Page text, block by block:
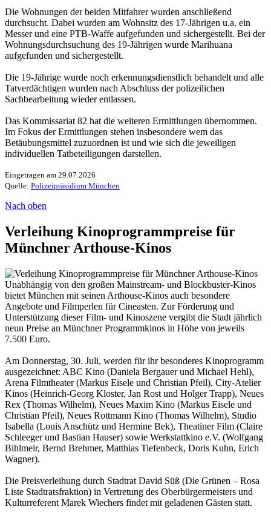
Die Wohnungen der beiden Mitfahrer wurden anschließend
durchsucht. Dabei wurden am Wohnsitz des 17-Jährigen u.a. ein
Messer und eine PTB-Waffe aufgefunden und sichergestellt. Bei der
Wohnungsdurchsuchung des 19-Jährigen wurde Marihuana
aufgefunden und sichergestellt.
Die 19-Jährige wurde noch erkennungsdienstlich behandelt und alle
Tatverdächtigen wurden nach Abschluss der polizeilichen
Sachbearbeitung wieder entlassen.
Das Kommissariat 82 hat die weiteren Ermittlungen übernommen.
Im Fokus der Ermittlungen stehen insbesondere wem das
Betäubungsmittel zuzuordnen ist und wie sich die jeweiligen
individuellen Tatbeteiligungen darstellen.
Eingetragen am 29.07.2026
Quelle: Polizeipräsidium München
Nach oben
Verleihung Kinoprogrammpreise für
Münchner Arthouse-Kinos
Unabhängig von den großen Mainstream- und Blockbuster-Kinos
bietet München mit seinen Arthouse-Kinos auch besondere
Angebote und Filmperlen für Cineasten. Zur Förderung und
Unterstützung dieser Film- und Kinoszene vergibt die Stadt jährlich
neun Preise an Münchner Programmkinos in Höhe von jeweils
7.500 Euro.
Am Donnerstag, 30. Juli, werden für ihr besonderes Kinoprogramm
ausgezeichnet: ABC Kino (Daniela Bergauer und Michael Hehl),
Arena Filmtheater (Markus Eisele und Christian Pfeil), City-Atelier
Kinos (Heinrich-Georg Kloster, Jan Rost und Holger Trapp), Neues
Rex (Thomas Wilhelm), Neues Maxim Kino (Markus Eisele und
Christian Pfeil), Neues Rottmann Kino (Thomas Wilhelm), Studio
Isabella (Louis Anschütz und Hermine Bek), Theatiner Film (Claire
Schleeger und Bastian Hauser) sowie Werkstattkino e.V. (Wolfgang
Bihlmeir, Bernd Brehmer, Matthias Tiefenbeck, Doris Kuhn, Erich
Wagner).
Die Preisverleihung durch Stadtrat David Süß (Die Grünen – Rosa
Liste Stadtratsfraktion) in Vertretung des Oberbürgermeisters und
Kulturreferent Marek Wiechers findet mit geladenen Gästen statt.